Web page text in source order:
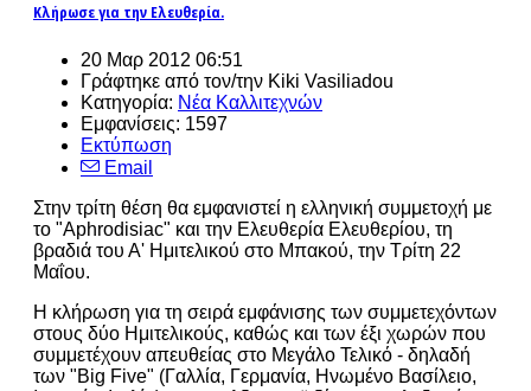
Κλήρωσε για την Ελευθερία.
20 Μαρ 2012 06:51
Γράφτηκε από τον/την Kiki Vasiliadou
Κατηγορία: Νέα Καλλιτεχνών
Εμφανίσεις: 1597
Εκτύπωση
Email
Στην τρίτη θέση θα εμφανιστεί η ελληνική συμμετοχή με
το "Aphrodisiac" και την Ελευθερία Ελευθερίου, τη
βραδιά του Α' Ημιτελικού στο Μπακού, την Τρίτη 22
Μαΐου.
Η κλήρωση για τη σειρά εμφάνισης των συμμετεχόντων
στους δύο Ημιτελικούς, καθώς και των έξι χωρών που
συμμετέχουν απευθείας στο Μεγάλο Τελικό - δηλαδή
των "Big Five" (Γαλλία, Γερμανία, Ηνωμένο Βασίλειο,